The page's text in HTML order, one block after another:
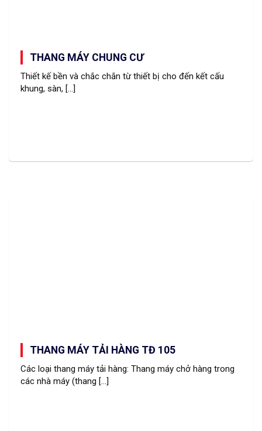
THANG MÁY CHUNG CƯ
Thiết kế bền và chắc chắn từ thiết bị cho đến kết cấu
khung, sàn, [...]
THANG MÁY TẢI HÀNG TĐ 105
Các loại thang máy tải hàng: Thang máy chở hàng trong
các nhà máy (thang [...]